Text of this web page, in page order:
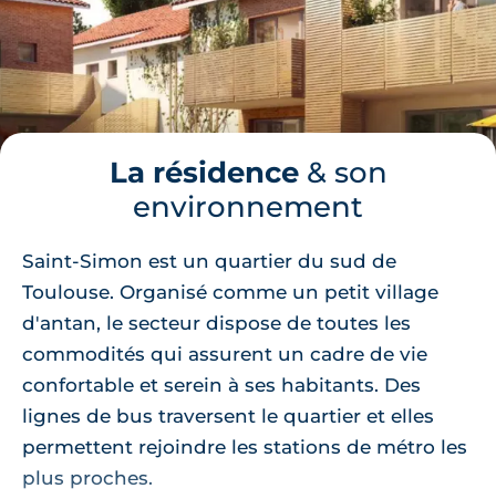
La résidence& son
environnement
Saint-Simon est un quartier du sud de
Toulouse. Organisé comme un petit village
d'antan, le secteur dispose de toutes les
commodités qui assurent un cadre de vie
confortable et serein à ses habitants. Des
lignes de bus traversent le quartier et elles
permettent rejoindre les stations de métro les
plus proches.